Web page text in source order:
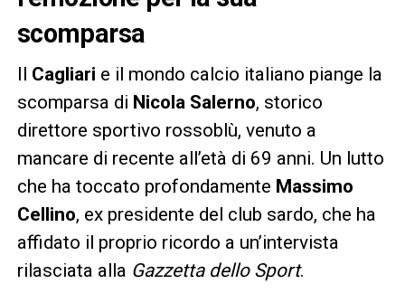
scomparsa
Il Cagliari e il mondo calcio italiano piange la
scomparsa di Nicola Salerno, storico
direttore sportivo rossoblù, venuto a
mancare di recente all’età di 69 anni. Un lutto
che ha toccato profondamente Massimo
Cellino, ex presidente del club sardo, che ha
affidato il proprio ricordo a un’intervista
rilasciata alla Gazzetta dello Sport.